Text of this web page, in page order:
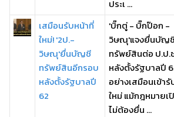
ประเ ...
เสมือนรับหน้าที่
ใหม่! '2ป.-
วิษณุ'ยื่นบัญชี
ทรัพย์สินอีกรอบ
หลังตั้งรัฐบาลปี
62
'บิ๊กตู่ - บิ๊กป๊อก -
วิษณุ'แจงยื่นบัญ
ทรัพย์สินต่อ ป.ป.
หลังตั้งรัฐบาลปี
อย่างเสมือนเข้า
ใหม่ แม้กฎหมายเ
ไม่ต้องยื่น ...